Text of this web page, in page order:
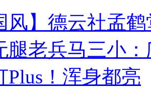
风】德云社孟
腿老兵马三小
Plus！浑身都亮